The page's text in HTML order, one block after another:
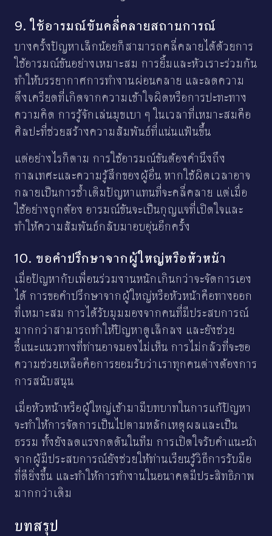
9. ใช้อารมณ์ขันคลี่คลายสถานการณ์
บางครั้งปัญหาเล็กน้อยก็สามารถคลี่คลายได้ด้วยการ
ใช้อารมณ์ขันอย่างเหมาะสม การยิ้มและหัวเราะร่วมกัน
ทำให้บรรยากาศการทำงานผ่อนคลาย และลดความ
ตึงเครียดที่เกิดจากความเข้าใจผิดหรือการปะทะทาง
ความคิด การรู้จักเล่นมุขเบา ๆ ในเวลาที่เหมาะสมคือ
ศิลปะที่ช่วยสร้างความสัมพันธ์ที่แน่นแฟ้นขึ้น
แต่อย่างไรก็ตาม การใช้อารมณ์ขันต้องคำนึงถึง
กาลเทศะและความรู้สึกของผู้อื่น หากใช้ผิดเวลาอาจ
กลายเป็นการซ้ำเติมปัญหาแทนที่จะคลี่คลาย แต่เมื่อ
ใช้อย่างถูกต้อง อารมณ์ขันจะเป็นกุญแจที่เปิดใจและ
ทำให้ความสัมพันธ์กลับมาอบอุ่นอีกครั้ง
10. ขอคำปรึกษาจากผู้ใหญ่หรือหัวหน้า
เมื่อปัญหากับเพื่อนร่วมงานหนักเกินกว่าจะจัดการเอง
ได้ การขอคำปรึกษาจากผู้ใหญ่หรือหัวหน้าคือทางออก
ที่เหมาะสม การได้รับมุมมองจากคนที่มีประสบการณ์
มากกว่าสามารถทำให้ปัญหาดูเล็กลง และยังช่วย
ชี้แนะแนวทางที่ท่านอาจมองไม่เห็น การไม่กลัวที่จะขอ
ความช่วยเหลือคือการยอมรับว่าเราทุกคนต่างต้องการ
การสนับสนุน
เมื่อหัวหน้าหรือผู้ใหญ่เข้ามามีบทบาทในการแก้ปัญหา
จะทำให้การจัดการเป็นไปตามหลักเหตุผลและเป็น
ธรรม ทั้งยังลดแรงกดดันในทีม การเปิดใจรับคำแนะนำ
จากผู้มีประสบการณ์ยังช่วยให้ท่านเรียนรู้วิธีการรับมือ
ที่ดียิ่งขึ้น และทำให้การทำงานในอนาคตมีประสิทธิภาพ
มากกว่าเดิม
บทสรุป